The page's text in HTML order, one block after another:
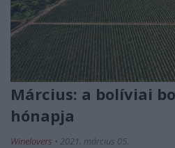
Március: a bolíviai
hónapja
Winelovers • 2021. március 05.